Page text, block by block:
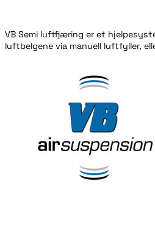
VB Semi luftfjæring er et
luftbelgene via manuell luftfyller,